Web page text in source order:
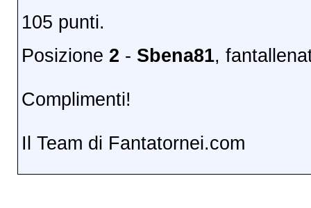
105 punti.
Posizione 2 - Sbena81,
Complimenti!
Il Team di Fantatornei.com